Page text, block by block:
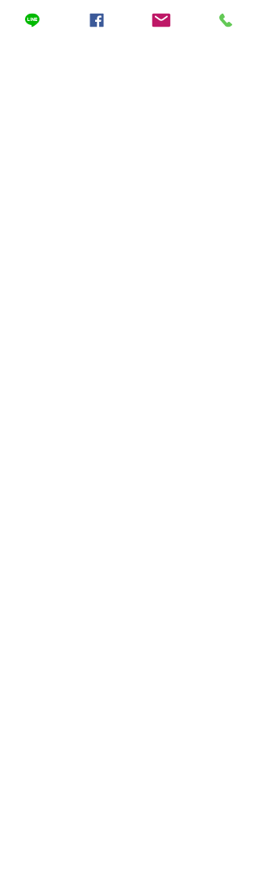
為目標的鈣鈦礦產線與示範電站而言，
AR/AU/AP多配方的「場域對症調整」